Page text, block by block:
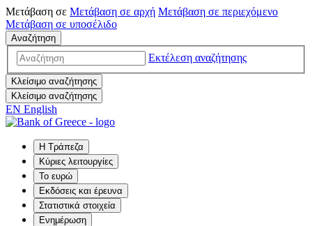
Μετάβαση σε Μετάβαση σε αρχή Μετάβαση σε περιεχόμενο
Μετάβαση σε υποσέλιδο
Αναζήτηση
Εκτέλεση αναζήτησης
Κλείσιμο αναζήτησης
Κλείσιμο αναζήτησης
EN English
Η Τράπεζα
Κύριες λειτουργίες
Το ευρώ
Εκδόσεις και έρευνα
Στατιστικά στοιχεία
Ενημέρωση